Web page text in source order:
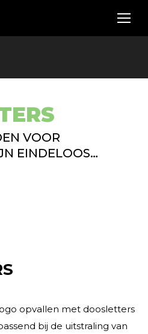
VOOR
EINDELOOS…
opvallen met doosletters
bij de uitstraling van